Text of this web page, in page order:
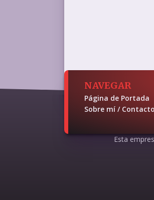
NAVEGAR
Página de Portada
Sobre mí / Contacto
Esta